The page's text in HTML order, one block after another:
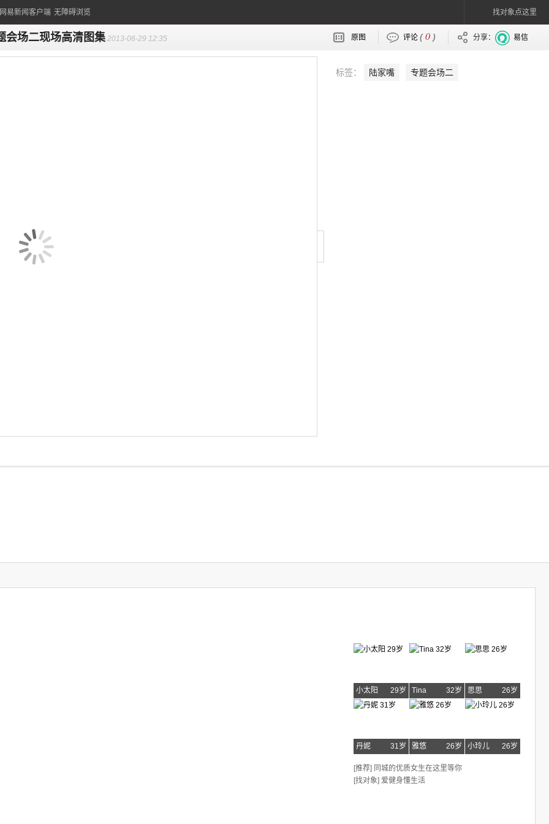
易新闻客户端 无障碍浏览 找对象点这里
会场二现场高清图集 2013-06-29 12:35 原图 评论 (0 ) 分享： 易信
标签： 陆家嘴 专题会场二
小太阳 29岁 Tina 32岁 思思 26岁
丹妮 31岁 雅悠 26岁 小玲儿 26岁
[推荐] 同城的优质女生在这里等你
[找对象] 爱健身懂生活